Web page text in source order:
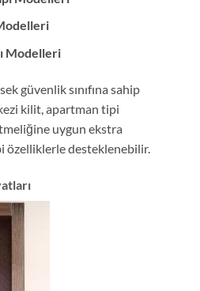
Modelleri
güvenlik sınıfına sahip
kilit, apartman tipi
uygun ekstra
özelliklerle desteklenebilir.